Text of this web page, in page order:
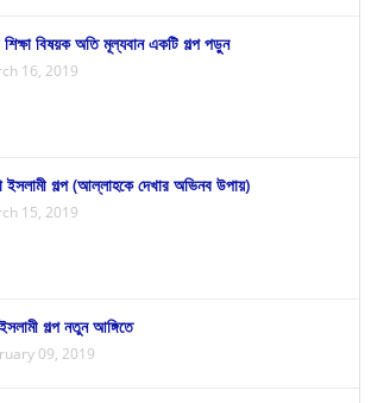
বিষয়ক অতি মূল্যবান একটি গল্প পড়ুন
16, 2019
ইসলামী গল্প (আল্লাহকে দেখার অভিনব উপায়)
15, 2019
গল্প নতুন আঙ্গিতে
09, 2019